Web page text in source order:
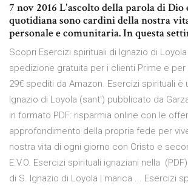
7 nov 2016 L'ascolto della parola di Dio
quotidiana sono cardini della nostra
personale e comunitaria. In questa
Scopri Esercizi spirituali di Ignazio di
spedizione gratuita per i clienti Prime e per
29€ spediti da Amazon. Esercizi spirituali è
Ignazio di Loyola (sant') pubblicato da
in formato PDF: risparmia online con le
approfondimento della propria fede per
nostra vita di ogni giorno con Cristo e
E.V.O. Esercizi spirituali ignaziani nella
di S. Ignazio di Loyola | marica ... Esercizi